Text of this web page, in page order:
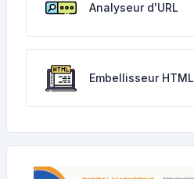
Analyseur d'URL
Embellisseur HTML